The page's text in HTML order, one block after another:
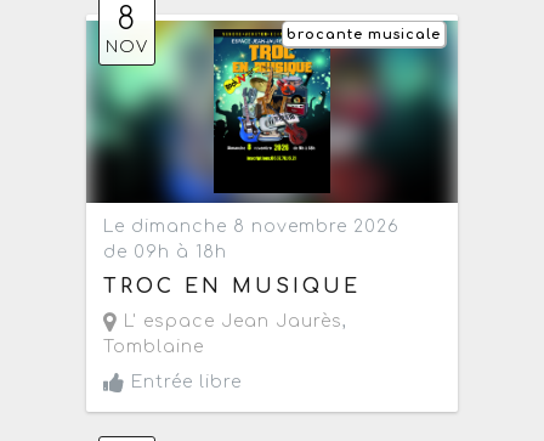
8
NOV
brocante musicale
Le dimanche 8 novembre 2026
de 09h à 18h
TROC EN MUSIQUE
L' espace Jean Jaurès,
Tomblaine
Entrée libre